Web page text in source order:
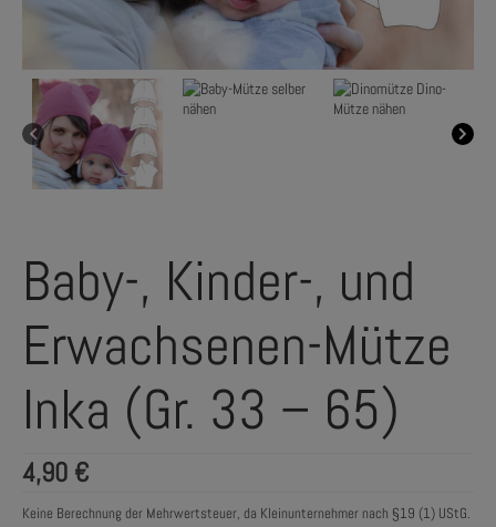
Baby-, Kinder-, und
Erwachsenen-Mütze
Inka (Gr. 33 – 65)
4,90 €
Keine Berechnung der Mehrwertsteuer, da Kleinunternehmer nach §19 (1) UStG.